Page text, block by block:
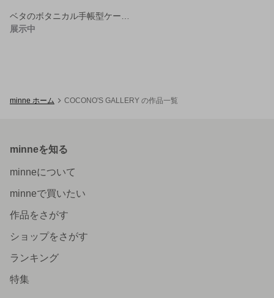
展示中
minne ホーム COCONO'S GALLERY の作品一覧
minneを知る
minneについて
minneで買いたい
作品をさがす
ショップをさがす
ランキング
特集